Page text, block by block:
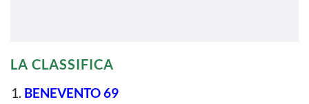
LA CLASSIFICA
BENEVENTO 69